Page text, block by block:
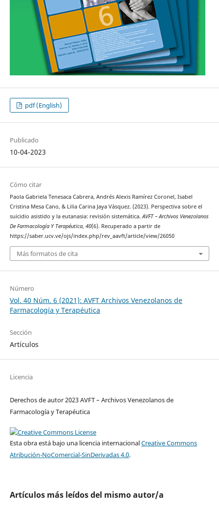
pdf (English)
Publicado
10-04-2023
Cómo citar
Paola Gabriela Tenesaca Cabrera, Andrés Alexis Ramírez Coronel, Isabel
Cristina Mesa Cano, & Lilia Carina Jaya Vásquez. (2023). Perspectiva sobre el
suicidio asistido y la eutanasia: revisión sistemática.AVFT – Archivos Venezolanos
De Farmacología Y Terapéutica, 40(6). Recuperado a partir de
https://saber.ucv.ve/ojs/index.php/rev_aavft/article/view/26050
Más formatos de cita
Número
Vol. 40 Núm. 6 (2021): AVFT Archivos Venezolanos de
Farmacología y Terapéutica
Sección
Artículos
Licencia
Derechos de autor 2023 AVFT – Archivos Venezolanos de
Farmacología y Terapéutica
Esta obra está bajo una licencia internacionalCreative Commons
Atribución-NoComercial-SinDerivadas 4.0.
Artículos más leídos del mismo autor/a